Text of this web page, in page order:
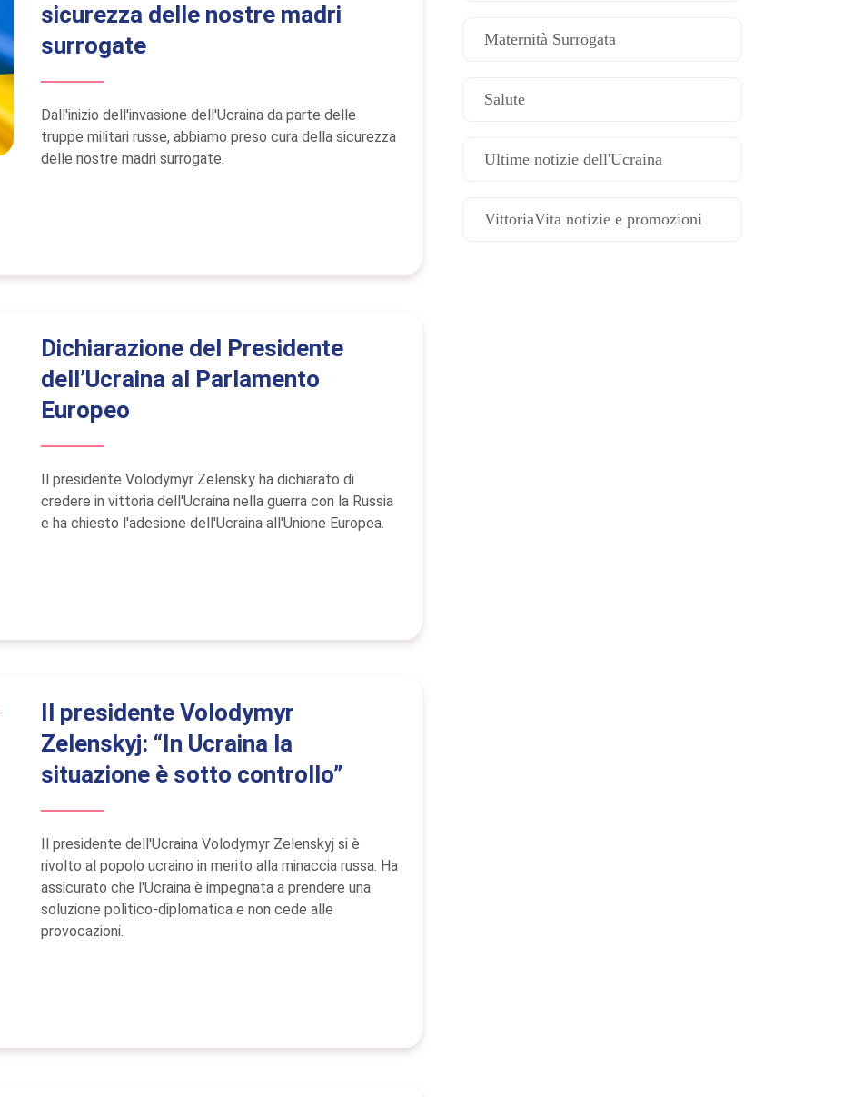
sicurezza delle nostre madri
surrogate
Dall'inizio dell'invasione dell'Ucraina da parte delle
truppe militari russe, abbiamo preso cura della sicurezza
delle nostre madri surrogate.
Dichiarazione del Presidente
dell’Ucraina al Parlamento
Europeo
Il presidente Volodymyr Zelensky ha dichiarato di
credere in vittoria dell'Ucraina nella guerra con la Russia
e ha chiesto l'adesione dell'Ucraina all'Unione Europea.
Il presidente Volodymyr
Zelenskyj: “In Ucraina la
situazione è sotto controllo”
Il presidente dell'Ucraina Volodymyr Zelenskyj si è
rivolto al popolo ucraino in merito alla minaccia russa. Ha
assicurato che l'Ucraina è impegnata a prendere una
soluzione politico-diplomatica e non cede alle
provocazioni.
Maternità Surrogata
Salute
Ultime notizie dell'Ucraina
VittoriaVita notizie e promozioni